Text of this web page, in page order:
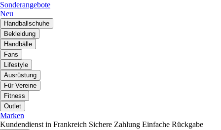
Sonderangebote
Neu
Handballschuhe
Bekleidung
Handbälle
Fans
Lifestyle
Ausrüstung
Für Vereine
Fitness
Outlet
Marken
Kundendienst in Frankreich Sichere Zahlung Einfache Rückgabe